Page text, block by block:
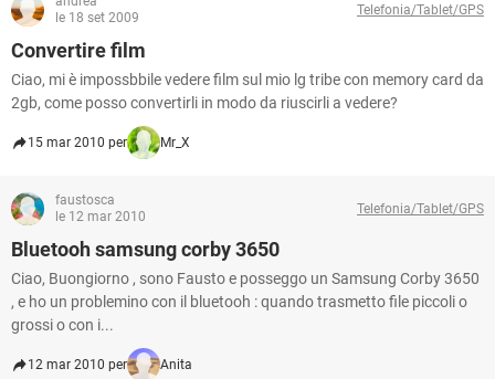
le 18 set 2009
Telefonia/Tablet/GPS
Convertire film
Ciao, mi è impossbbile vedere film sul mio lg tribe con memory card da
2gb, come posso convertirli in modo da riuscirli a vedere?
15 mar 2010 per Mr_X
faustosca
le 12 mar 2010
Telefonia/Tablet/GPS
Bluetooh samsung corby 3650
Ciao, Buongiorno , sono Fausto e posseggo un Samsung Corby 3650
, e ho un problemino con il bluetooh : quando trasmetto file piccoli o
grossi o con i...
12 mar 2010 per Anita